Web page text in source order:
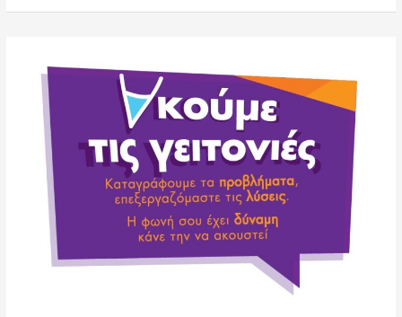
κάνει…
στάση
Κοντόπευκο
Παράδεισο